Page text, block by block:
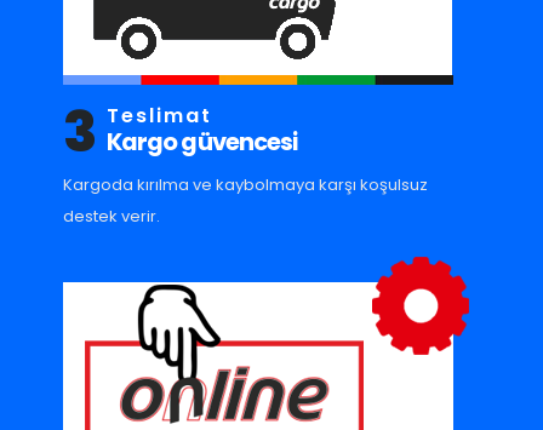
3 Teslimat
Kargo güvencesi
Kargoda kırılma ve kaybolmaya karşı koşulsuz
destek verir.